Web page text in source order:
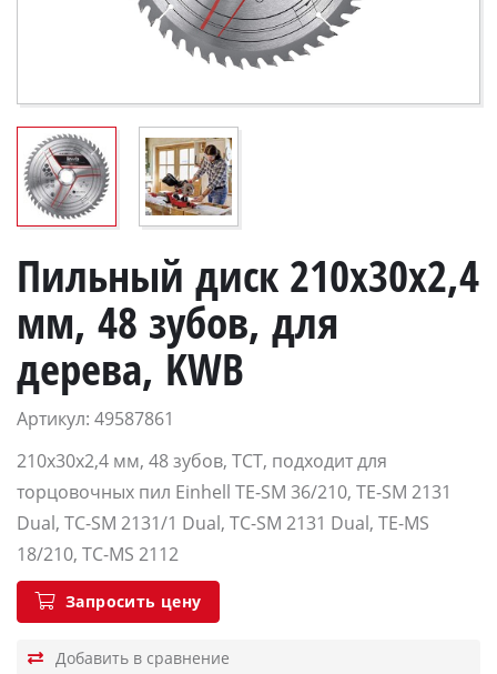
Пильный диск 210x30x2,4
мм, 48 зубов, для
дерева, KWB
Артикул: 49587861
210x30x2,4 мм, 48 зубов, TCT, подходит для
торцовочных пил Einhell TE-SM 36/210, TE-SM 2131
Dual, TC-SM 2131/1 Dual, TC-SM 2131 Dual, TE-MS
18/210, TC-MS 2112
Запросить цену